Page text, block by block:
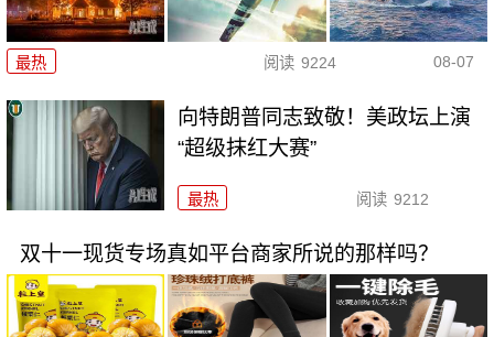
最热 阅读 9224 08-07
向特朗普同志致敬！美政坛上演
“超级抹红大赛”
最热 阅读 9212
双十一现货专场真如平台商家所说的那样吗？